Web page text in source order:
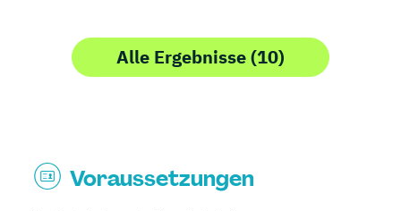
Alle Ergebnisse (10)
Voraussetzungen